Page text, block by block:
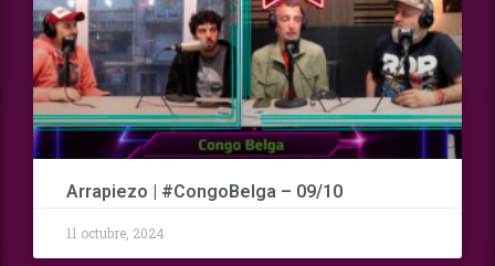
Arrapiezo | #CongoBelga – 09/10
11 octubre, 2024